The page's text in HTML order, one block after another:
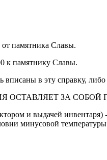
памятника Славы.
к памятнику Славы.
в эту справку,
ОСТАВЛЯЕТ ЗА СОБОЙ
и выдачей инвентаря)
минусовой